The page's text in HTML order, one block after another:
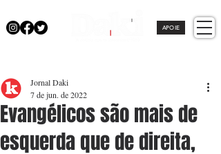
APOIE
Evangélicos são mais de
esquerda que de direita,
Jornal Daki
7 de jun. de 2022